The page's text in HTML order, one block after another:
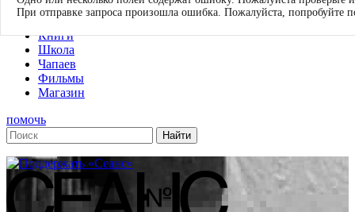
О нас
Журнал
Книги
Школа
Чапаев
Фильмы
Магазин
помочь
При отправке запроса произошла ошибка. Пожалуйста, попробуйте